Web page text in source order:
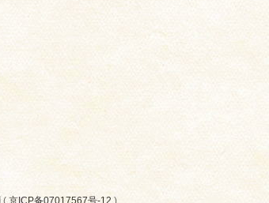
( 京ICP备07017567号-12 )